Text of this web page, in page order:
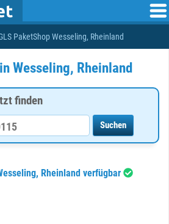
PaketShop Wesseling, Rheinland
Wesseling, Rheinland
finden
Rheinland verfügbar